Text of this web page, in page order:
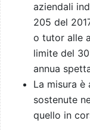
aziendali
205 del
o tutor alle
limite del
annua
La misura
sostenute
quello in